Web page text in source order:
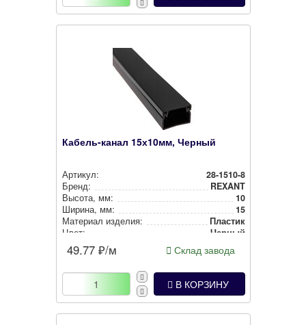
Кабель-канал 15х10мм, Черный
Артикул:
28-1510-8
Бренд:
REXANT
Высота, мм:
10
Ширина, мм:
15
Материал изделия:
Пластик
Цвет:
Черный
49.77 ₽/м Склад завода
В КОРЗИНУ